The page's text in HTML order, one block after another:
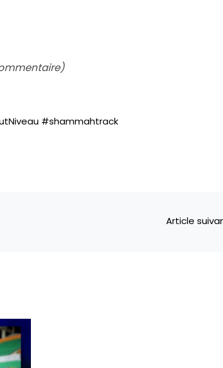
#shammahtrack
Article